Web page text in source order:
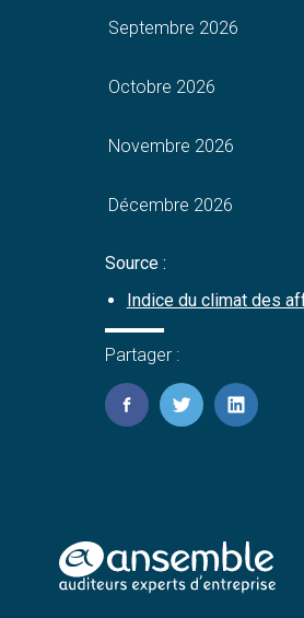
Septembre 2026
Octobre 2026
Novembre 2026
Décembre 2026
Source :
Indice du climat des
Partager :
FaceBook
Twitter